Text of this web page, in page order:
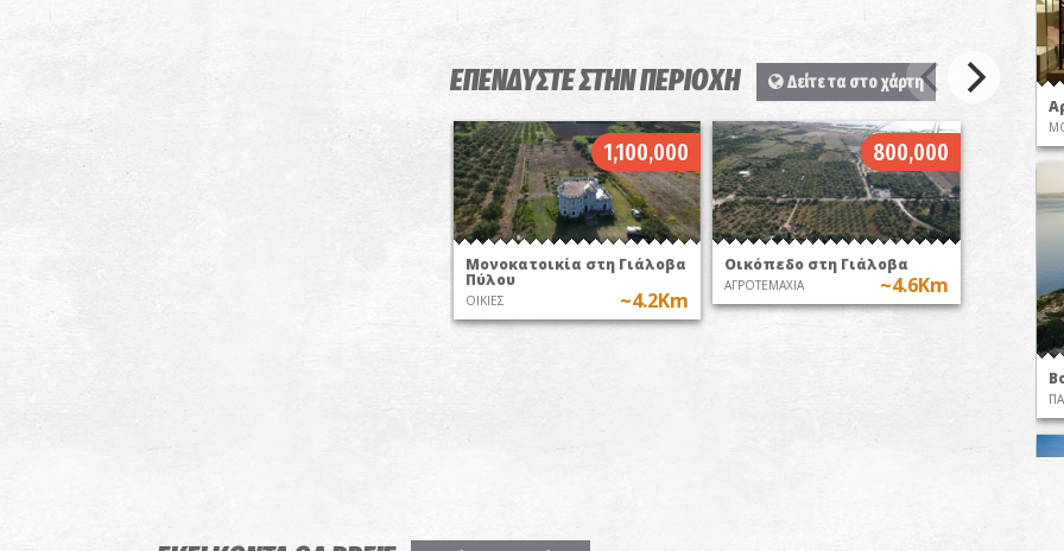
ΕΠΕΝΔΥΣΤΕ ΣΤΗΝ ΠΕΡΙΟΧΗ Δείτε τα στο χάρτη
1,100,000
Μονοκατοικία στη Γιάλοβα
Πύλου
ΟΙΚΙΕΣ ~4.2Km
800,000
Οικόπεδο στη Γιάλοβα
ΑΓΡΟΤΕΜΑΧΙΑ ~4.6Km